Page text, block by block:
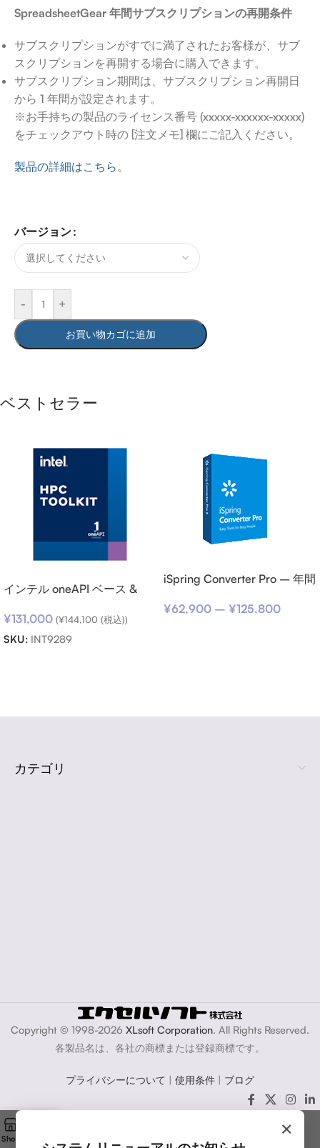
SpreadsheetGear 年間サブスクリプションの再開条件
サブスクリプションがすでに満了されたお客様が、サブ
スクリプションを再開する場合に購入できます。
サブスクリプション期間は、サブスクリプション再開日
から 1 年間が設定されます。
※お手持ちの製品のライセンス番号 (xxxxx-xxxxxx-xxxxx)
をチェックアウト時の [注文メモ] 欄にご記入ください。
製品の詳細はこちら 。
バージョン
- +
お買い物カゴに追加
ベストセラー
インテル oneAPI ベース &
ノード) SSR (期限内更新用)
¥131,000 (¥144,100 (税込))
SKU: INT9289
iSpring Converter Pro – 年間
¥62,900 – ¥125,800
カテゴリ
Copyright © 1998-2026 XLsoft Corporation. All Rights Reserved.
各製品名は、各社の商標または登録商標です。
プライバシーについて | 使用条件 | ブログ
Shop ×